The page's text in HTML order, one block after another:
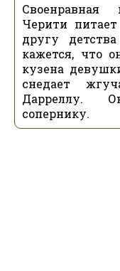
Своенравная
Черити
другу
кажется, что
кузена
снедает
Дарреллу.
сопернику.